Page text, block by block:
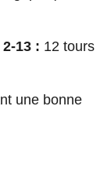
13 : 12 tours
une bonne